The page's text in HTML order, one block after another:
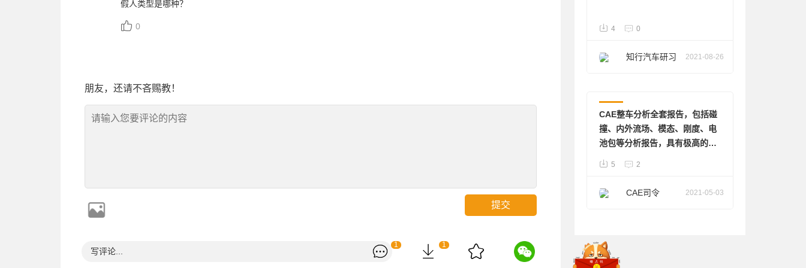
假人类型是哪种？
0
朋友，还请不吝赐教！
提交
写评论...
1 1
4 0
知行汽车研习 2021-08-26
CAE整车分析全套报告，包括碰
撞、内外流场、模态、刚度、电
池包等分析报告，具有极高的参
5 2
CAE司令 2021-05-03